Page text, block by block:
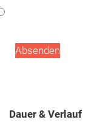
Absenden
Dauer & Verlauf